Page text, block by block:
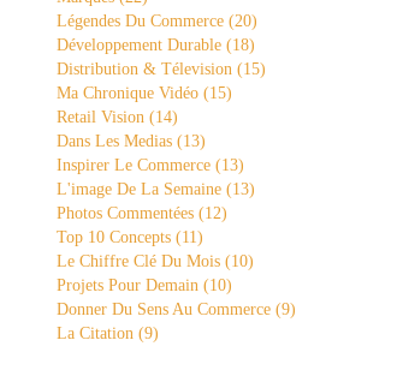
Légendes Du Commerce (20)
Développement Durable (18)
Distribution & Télevision (15)
Ma Chronique Vidéo (15)
Retail Vision (14)
Dans Les Medias (13)
Inspirer Le Commerce (13)
L'image De La Semaine (13)
Photos Commentées (12)
Top 10 Concepts (11)
Le Chiffre Clé Du Mois (10)
Projets Pour Demain (10)
Donner Du Sens Au Commerce (9)
La Citation (9)